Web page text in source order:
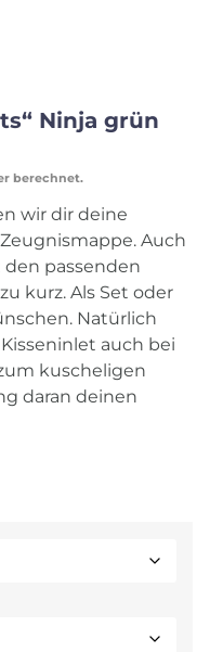
Ninja grün
berechnet.
wir dir deine
Auch
passenden
kurz. Als Set oder
Natürlich
auch bei
kuscheligen
daran deinen